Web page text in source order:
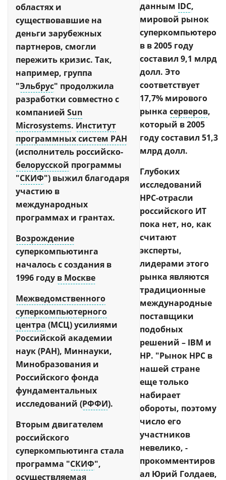
областях и
существовавшие на
деньги зарубежных
партнеров, смогли
пережить кризис. Так,
например, группа
"Эльбрус" продолжила
разработки совместно с
компанией Sun
Microsystems. Институт
программных систем РАН
(исполнитель российско-
белорусской программы
"СКИФ") выжил благодаря
участию в
международных
программах и грантах.
Возрождение
суперкомпьютинга
началось с создания в
1996 году в Москве
Межведомственного
суперкомпьютерного
центра (МСЦ) усилиями
Российской академии
наук (РАН), Миннауки,
Минобразования и
Российского фонда
фундаментальных
исследований (РФФИ).
Вторым двигателем
российского
суперкомпьютинга стала
программа "СКИФ",
осуществляемая
данным IDC,
мировой рынок
суперкомпьютеро
в в 2005 году
составил 9,1 млрд
долл. Это
соответствует
17,7% мирового
рынка серверов,
который в 2005
году составил 51,3
млрд долл.
Глубоких
исследований
HPC-отрасли
российского ИТ
пока нет, но, как
считают
эксперты,
лидерами этого
рынка являются
традиционные
международные
поставщики
подобных
решений – IBM и
HP. "Рынок HPC в
нашей стране
еще только
набирает
обороты, поэтому
число его
участников
невелико, -
прокомментиров
ал Юрий Голдаев,